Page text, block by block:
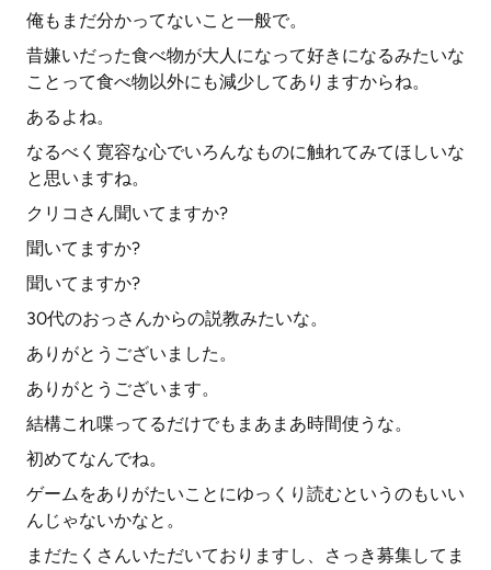
俺もまだ分かってないこと一般で。
昔嫌いだった食べ物が大人になって好きになるみたいな
ことって食べ物以外にも減少してありますからね。
あるよね。
なるべく寛容な心でいろんなものに触れてみてほしいな
と思いますね。
クリコさん聞いてますか?
聞いてますか?
聞いてますか?
30代のおっさんからの説教みたいな。
ありがとうございました。
ありがとうございます。
結構これ喋ってるだけでもまあまあ時間使うな。
初めてなんでね。
ゲームをありがたいことにゆっくり読むというのもいい
んじゃないかなと。
まだたくさんいただいておりますし、さっき募集してま